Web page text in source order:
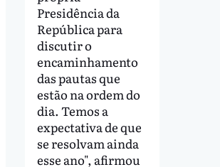
Presidência da
República para
discutir o
encaminhamento
das pautas que
estão na ordem do
dia. Temos a
expectativa de que
se resolvam ainda
esse ano", afirmou